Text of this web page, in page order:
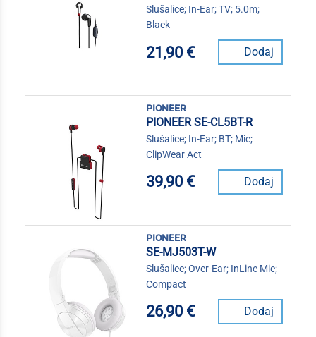
Slušalice; In-Ear; TV; 5.0m;
Black
21,90 € Dodaj
pioneer
PIONEER SE-CL5BT-R
Slušalice; In-Ear; BT; Mic;
ClipWear Act
39,90 € Dodaj
pioneer
SE-MJ503T-W
Slušalice; Over-Ear; InLine Mic;
Compact
26,90 € Dodaj